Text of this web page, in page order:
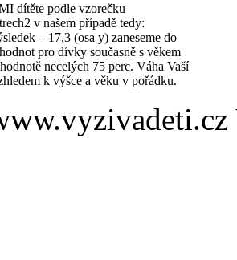
dítěte podle vzorečku
v našem případě tedy:
– 17,3 (osa y) zaneseme do
pro dívky současně s věkem
necelých 75 perc. Váha Vaší
k výšce a věku v pořádku.